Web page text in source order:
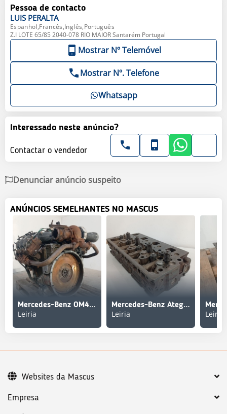
Pessoa de contacto
LUIS PERALTA
Espanhol,Francês,Inglês,Português
Z.I LOTE 65/85 2040-078 RIO MAIOR Santarém Portugal
Mostrar Nº Telemóvel
Mostrar Nº. Telefone
Whatsapp
Interessado neste anúncio?
Contactar o vendedor
Denunciar anúncio suspeito
ANÚNCIOS SEMELHANTES NO MASCUS
Mercedes-Benz OM441LAI/11 Motor Completo
Leiria
Mercedes-Benz Atego / OM904LA Cabeça do Motor com Válvulas
Leiria Leiria
Empresa
Websites da Mascus